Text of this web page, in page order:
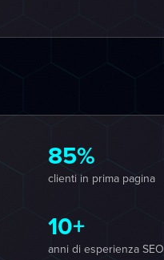
85%
clienti in prima pagina
10+
anni di esperienza SEO